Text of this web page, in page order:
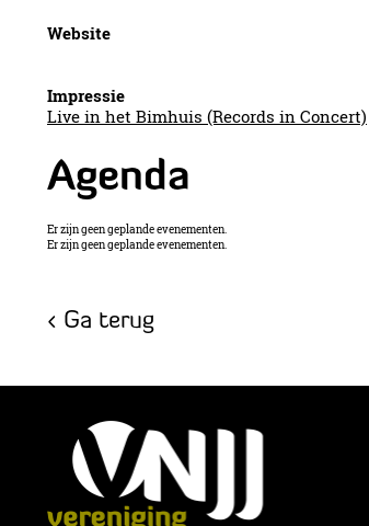
Website
Impressie
Live in het Bimhuis (Records in Concert)
Agenda
Er zijn geen geplande evenementen.
Er zijn geen geplande evenementen.
Ga terug